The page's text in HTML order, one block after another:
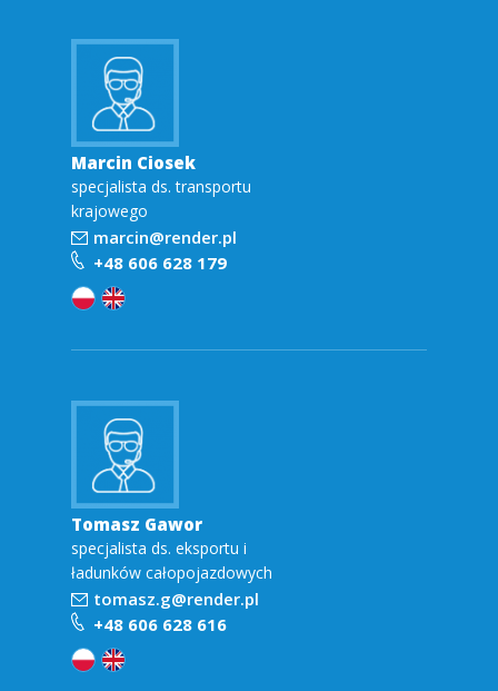
Marcin Ciosek
specjalista ds. transportu
krajowego
marcin@render.pl
+48 606 628 179
Tomasz Gawor
specjalista ds. eksportu i
ładunków całopojazdowych
tomasz.g@render.pl
+48 606 628 616